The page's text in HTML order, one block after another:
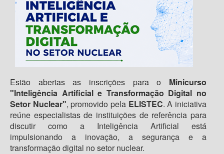
Estão abertas as inscrições para o Minicurso
"Inteligência Artificial e Transformação Digital no
Setor Nuclear", promovido pela ELISTEC. A iniciativa
reúne especialistas de instituições de referência para
discutir como a Inteligência Artificial está
impulsionando a inovação, a segurança e a
transformação digital no setor nuclear.